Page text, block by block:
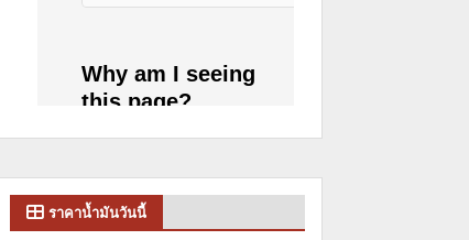
ราคาน้ำมันวันนี้